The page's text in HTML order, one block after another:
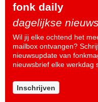
fonk daily
dagelijkse
Wil jij elke ochtend het
mailbox ontvangen?
nieuwsupdate van
nieuwsbrief elke werkdag
Inschrijven